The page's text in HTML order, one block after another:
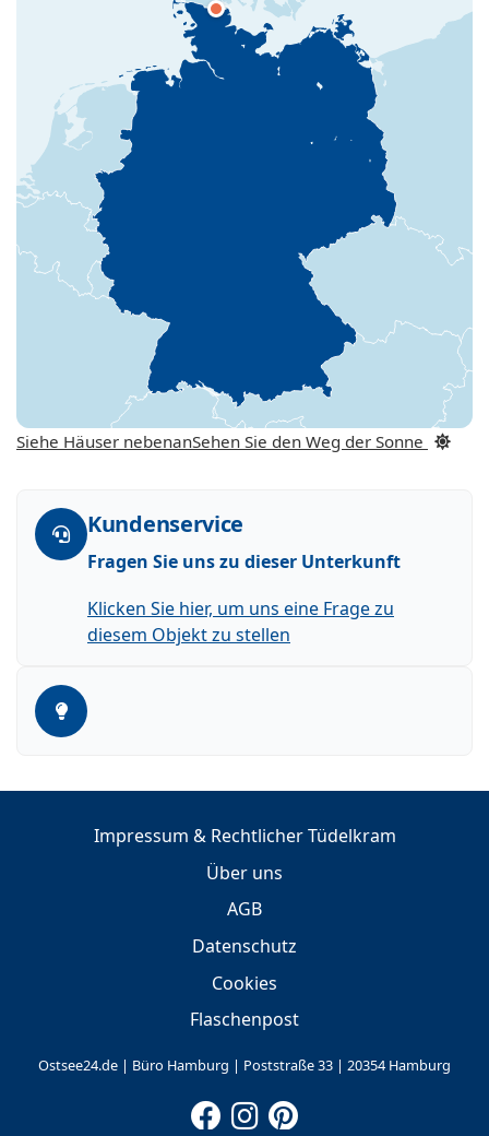
Siehe Häuser nebenanSehen Sie den Weg der Sonne
Kundenservice
Fragen Sie uns zu dieser Unterkunft
Klicken Sie hier, um uns eine Frage zu
diesem Objekt zu stellen
Impressum & Rechtlicher Tüdelkram
Über uns
AGB
Datenschutz
Cookies
Flaschenpost
Ostsee24.de | Büro Hamburg | Poststraße 33 | 20354 Hamburg